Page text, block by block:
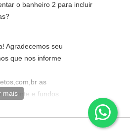
o banheiro 2 para incluir
Agradecemos seu
que nos informe
as
frente e fundos
de
mais